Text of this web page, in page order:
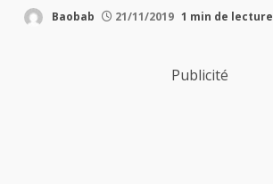
Baobab 21/11/2019 1 min de lecture
Publicité